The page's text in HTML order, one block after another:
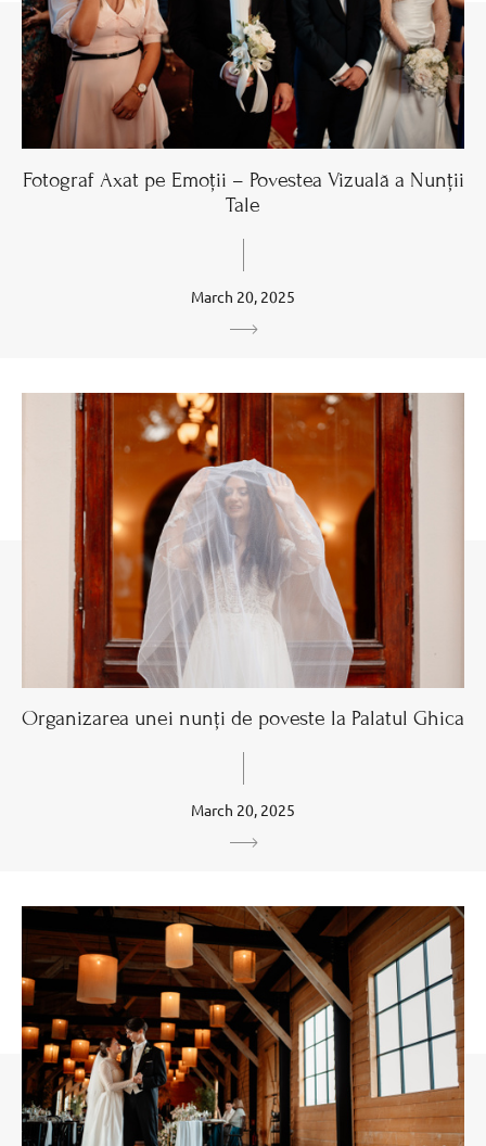
Fotograf Axat pe Emoții – Povestea Vizuală a Nunții
Tale
March 20, 2025
Organizarea unei nunți de poveste la Palatul Ghica
March 20, 2025